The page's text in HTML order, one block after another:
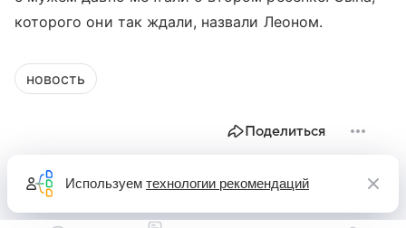
которого они так ждали, назвали Леоном.
новость
Поделиться
Используем технологии рекомендаций